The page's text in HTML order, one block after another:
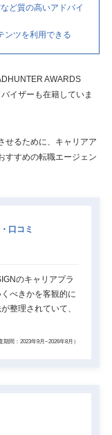
ど質の高いアドバイ
ンツを利用できる
AWARDS
イザーも在籍していま
せるために、キャリアア
すすめの転職エージェン
口コミ
のキャリアプラ
べきかを客観的に
整理されていて、
間：2023年9月~2026年8月）